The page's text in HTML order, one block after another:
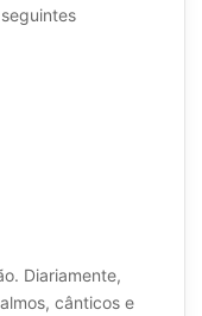
Diariamente,
cânticos e